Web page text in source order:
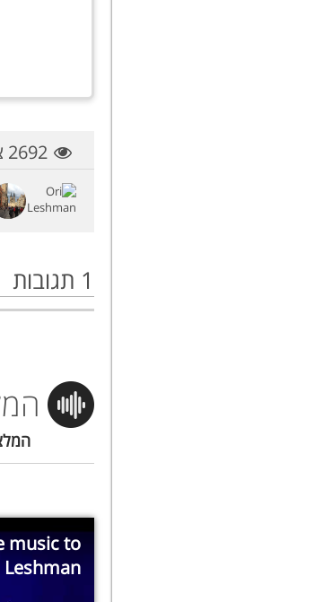
2692 צפיות
1 תגובות
music to